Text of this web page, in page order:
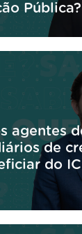
Pública?
agentes
de
do